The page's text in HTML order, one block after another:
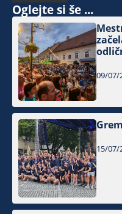
Oglejte si še ...
09/07/
15/07/